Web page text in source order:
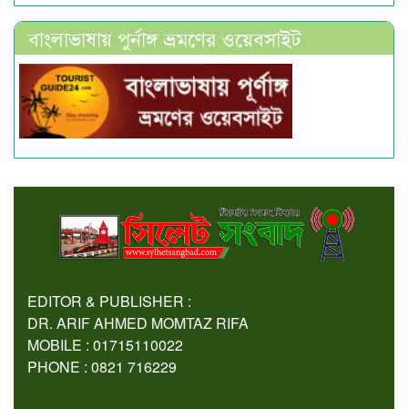
বাংলাভাষায় পুর্নাঙ্গ ভ্রমণের ওয়েবসাইট
EDITOR & PUBLISHER :
DR. ARIF AHMED MOMTAZ RIFA
MOBILE : 01715110022
PHONE : 0821 716229